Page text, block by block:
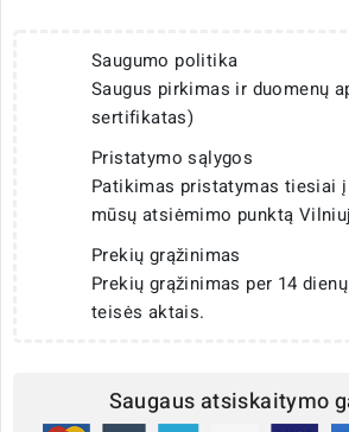
Saugumo politika
Saugus pirkimas ir duomenų
sertifikatas)
Pristatymo sąlygos
Patikimas pristatymas tiesiai
mūsų atsiėmimo punktą
Prekių grąžinimas
Prekių grąžinimas per 14
teisės aktais.
Saugaus atsiskaitymo